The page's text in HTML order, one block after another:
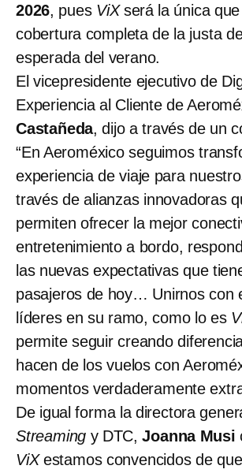
2026, pues ViXserá la única
cobertura completa de la justa
esperada del verano.
El vicepresidente ejecutivo de
Experiencia al Cliente de
Castañeda, dijo a través de un
“En Aeroméxico seguimos
experiencia de viaje para
través de alianzas innovadoras
permiten ofrecer la mejor
entretenimiento a bordo,
las nuevas expectativas que
pasajeros de hoy… Unirnos con
líderes en su ramo, como lo es
permite seguir creando
hacen de los vuelos con
momentos verdaderamente
De igual forma la directora
Streaming y DTC,Joanna Musi
ViXestamos convencidos de